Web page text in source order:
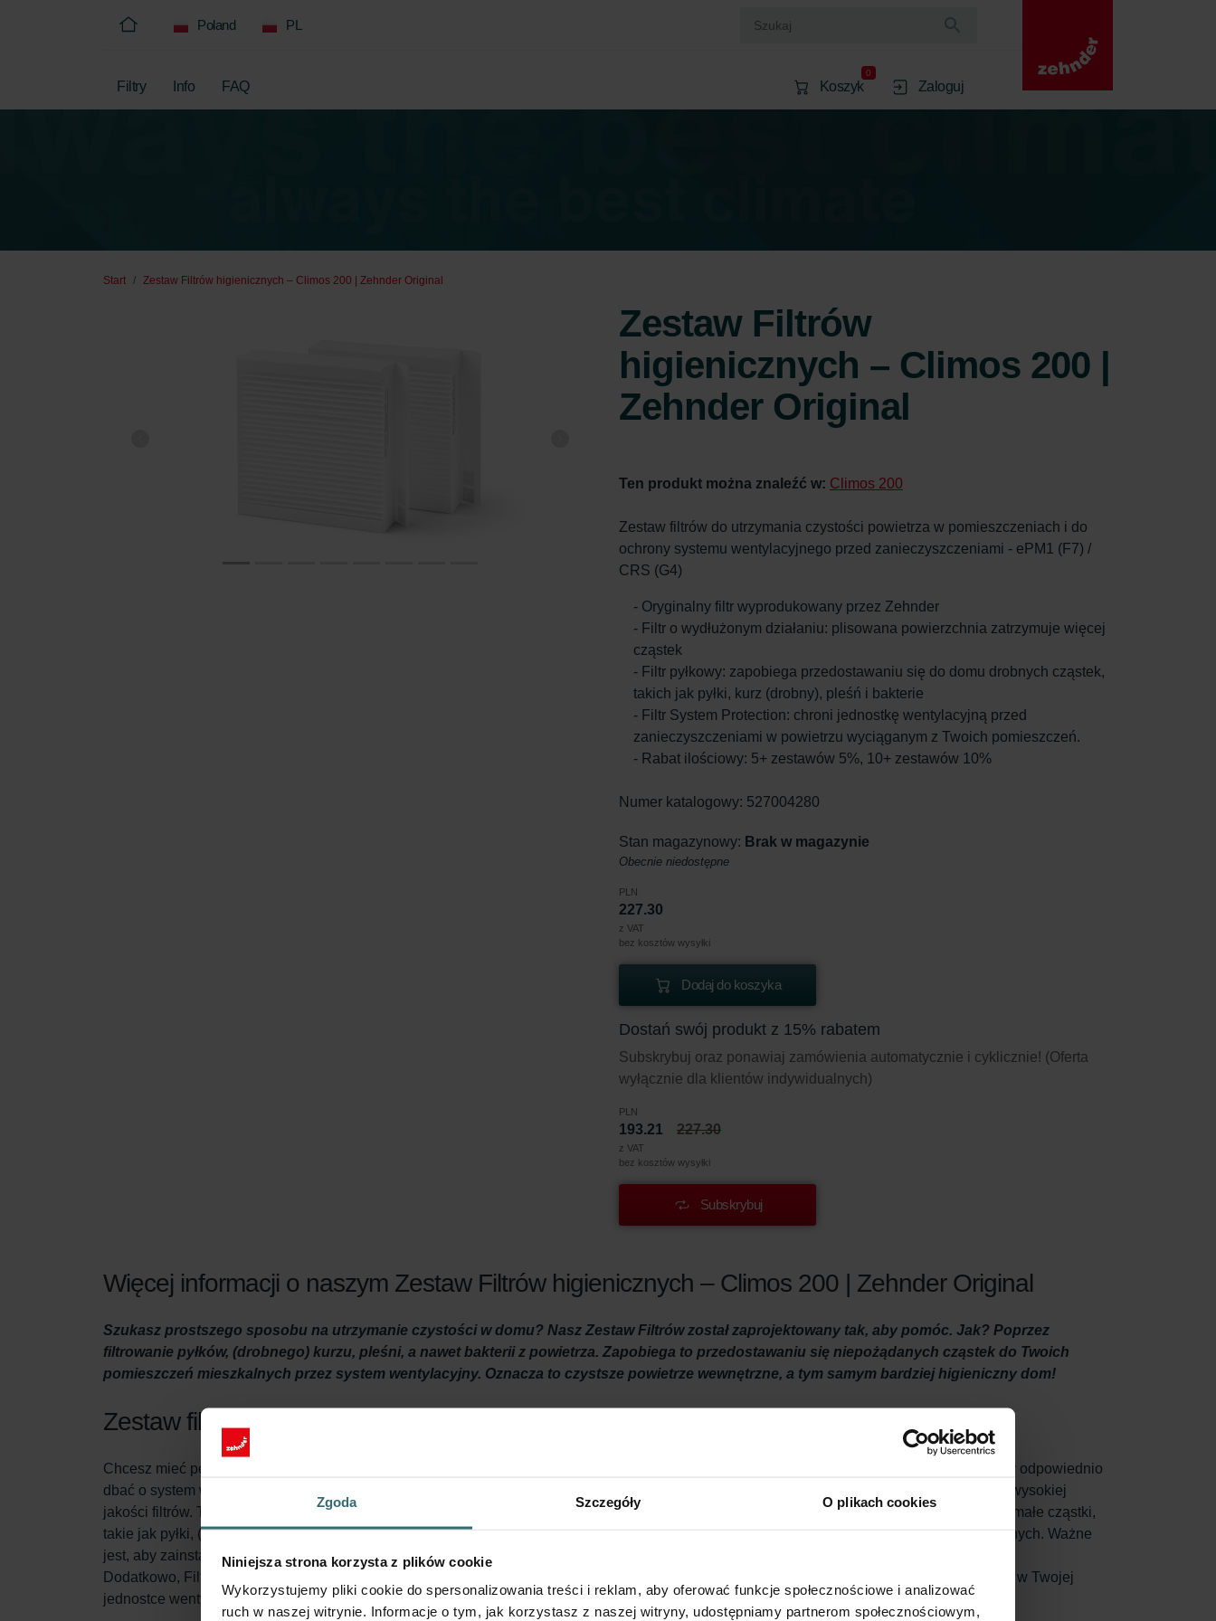
Zgoda Szczegóły O plikach cookies
Niniejsza strona korzysta z plików cookie
Wykorzystujemy pliki cookie do spersonalizowania treści i reklam, aby oferować funkcje społecznościowe i analizować
ruch w naszej witrynie. Informacje o tym, jak korzystasz z naszej witryny, udostępniamy partnerom społecznościowym,
Poland PL
Filtry Info FAQ Koszyk
0
Zaloguj
Start Zestaw Filtrów higienicznych – Climos 200 | Zehnder Original
Zestaw Filtrów
higienicznych – Climos 200 |
Zehnder Original
Ten produkt można znaleźć w: Climos 200
Zestaw filtrów do utrzymania czystości powietrza w pomieszczeniach i do
ochrony systemu wentylacyjnego przed zanieczyszczeniami - ePM1 (F7) /
CRS (G4)
- Oryginalny filtr wyprodukowany przez Zehnder
- Filtr o wydłużonym działaniu: plisowana powierzchnia zatrzymuje więcej
cząstek
- Filtr pyłkowy: zapobiega przedostawaniu się do domu drobnych cząstek,
takich jak pyłki, kurz (drobny), pleśń i bakterie
- Filtr System Protection: chroni jednostkę wentylacyjną przed
zanieczyszczeniami w powietrzu wyciąganym z Twoich pomieszczeń.
- Rabat ilościowy: 5+ zestawów 5%, 10+ zestawów 10%
Numer katalogowy: 527004280
Stan magazynowy: Brak w magazynie
Obecnie niedostępne
PLN
227.30
z VAT
bez kosztów wysyłki
Dodaj do koszyka
Dostań swój produkt z 15% rabatem
Subskrybuj oraz ponawiaj zamówienia automatycznie i cyklicznie! (Oferta
wyłącznie dla klientów indywidualnych)
PLN
193.21 227.30
z VAT
bez kosztów wysyłki
Subskrybuj
Więcej informacji o naszym Zestaw Filtrów higienicznych – Climos 200 | Zehnder Original
Szukasz prostszego sposobu na utrzymanie czystości w domu? Nasz Zestaw Filtrów został zaprojektowany tak, aby pomóc. Jak? Poprzez
filtrowanie pyłków, (drobnego) kurzu, pleśni, a nawet bakterii z powietrza. Zapobiega to przedostawaniu się niepożądanych cząstek do Twoich
pomieszczeń mieszkalnych przez system wentylacyjny. Oznacza to czystsze powietrze wewnętrzne, a tym samym bardziej higieniczny dom!
Zestaw filtrów
Chcesz mieć pewność, że Twój dom jest odpowiednio wentylowany i że do środka dostaje się czyste powietrze? W takim razie ważne jest, aby odpowiednio
dbać o system wentylacyjny. Jednym ze sposobów jest wymiana filtrów w jednostce wentylacyjnej co najmniej trzy razy w roku oraz używanie wysokiej
jakości filtrów. Ten zestaw filtrów spełnia dwie funkcje. Po pierwsze, Filtr Higieniczny zapewnia zdrowe, czyste powietrze wewnętrzne, filtrując małe cząstki,
takie jak pyłki, (drobny) kurz, pleśń, a nawet bakterie z świeżego powietrza zewnętrznego, zanim dotrze ono do Twoich pomieszczeń mieszkalnych. Ważne
jest, aby zainstalować ten filtr po stronie, gdzie jednostka wentylacyjna pobiera świeże powietrze z zewnątrz.
Dodatkowo, Filtr System Protection (zawarty w tym zestawie filtrów) zapobiega gromadzeniu się brudu w wyciąganym powietrzu wewnętrznym w Twojej
jednostce wentylacyjnej Climos 200. To wydłuża żywotność systemu, utrzymuje jednostkę cichą i zmniejsza zużycie energii.